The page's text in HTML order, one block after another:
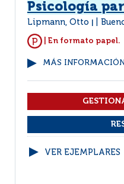
Psicología
Lipmann, Otto
| En formato papel.
MÁS
VER EJEMPLARES